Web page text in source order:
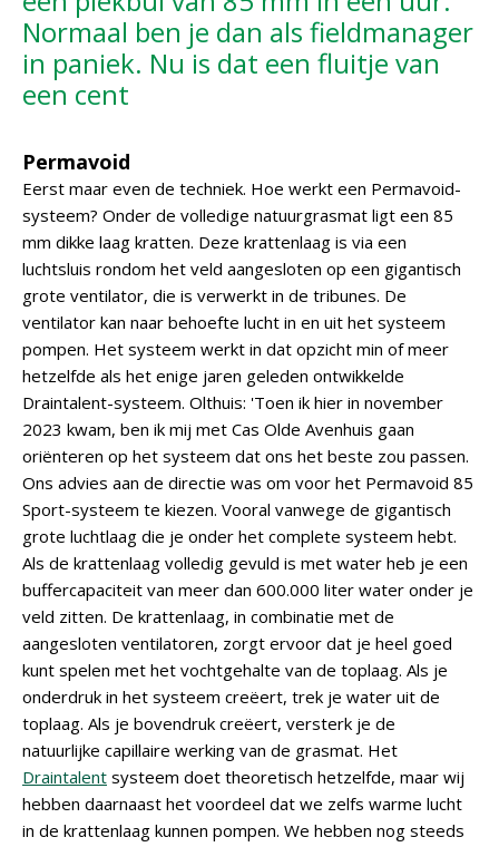
Normaal ben je dan als fieldmanager
in paniek. Nu is dat een fluitje van
een cent
Permavoid
Eerst maar even de techniek. Hoe werkt een Permavoid-
systeem? Onder de volledige natuurgrasmat ligt een 85
mm dikke laag kratten. Deze krattenlaag is via een
luchtsluis rondom het veld aangesloten op een gigantisch
grote ventilator, die is verwerkt in de tribunes. De
ventilator kan naar behoefte lucht in en uit het systeem
pompen. Het systeem werkt in dat opzicht min of meer
hetzelfde als het enige jaren geleden ontwikkelde
Draintalent-systeem. Olthuis: 'Toen ik hier in november
2023 kwam, ben ik mij met Cas Olde Avenhuis gaan
oriënteren op het systeem dat ons het beste zou passen.
Ons advies aan de directie was om voor het Permavoid 85
Sport-systeem te kiezen. Vooral vanwege de gigantisch
grote luchtlaag die je onder het complete systeem hebt.
Als de krattenlaag volledig gevuld is met water heb je een
buffercapaciteit van meer dan 600.000 liter water onder je
veld zitten. De krattenlaag, in combinatie met de
aangesloten ventilatoren, zorgt ervoor dat je heel goed
kunt spelen met het vochtgehalte van de toplaag. Als je
onderdruk in het systeem creëert, trek je water uit de
toplaag. Als je bovendruk creëert, versterk je de
natuurlijke capillaire werking van de grasmat. Het
Draintalent systeem doet theoretisch hetzelfde, maar wij
hebben daarnaast het voordeel dat we zelfs warme lucht
in de krattenlaag kunnen pompen. We hebben nog steeds